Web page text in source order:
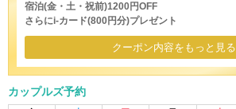
宿泊(金・土・祝前)1200円OFF
さらにi-カード(800円分)プレゼント
クーポン内容をもっと見る
カップルズ予約